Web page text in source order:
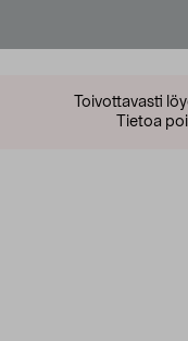
Toivottavasti
Tietoa